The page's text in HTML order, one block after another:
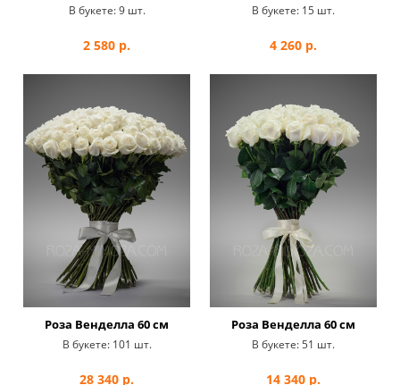
В букете: 9 шт.
2 580 р.
В букете: 15 шт.
4 260 р.
Роза Венделла 60 см
В букете: 101 шт.
28 340 р.
Роза Венделла 60 см
В букете:51 шт.
14 340 р.